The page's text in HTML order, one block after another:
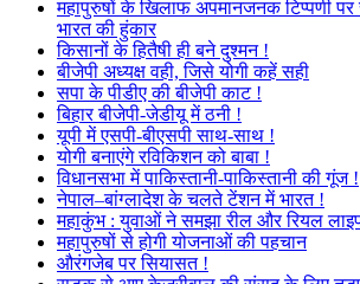
महापुरुषों के खिलाफ अपमानजनक टिप्पणी पर
भारत की हुंकार
किसानों के हितैषी ही बने दुश्मन !
बीजेपी अध्यक्ष वही, जिसे योगी कहें सही
सपा के पीडीए की बीजेपी काट !
बिहार बीजेपी-जेडीयू में ठनी !
यूपी में एसपी-बीएसपी साथ-साथ !
योगी बनाएंगे रविकिशन को बाबा !
विधानसभा में पाकिस्तानी-पाकिस्तानी की गूंज !
नेपाल–बांग्लादेश के चलते टेंशन में भारत !
महाकुंभ : युवाओं ने समझा रील और रियल
महापुरुषों से होगी योजनाओं की पहचान
औरंगजेब पर सियासत !